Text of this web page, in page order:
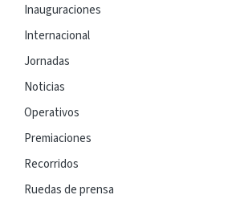
Inauguraciones
Internacional
Jornadas
Noticias
Operativos
Premiaciones
Recorridos
Ruedas de prensa